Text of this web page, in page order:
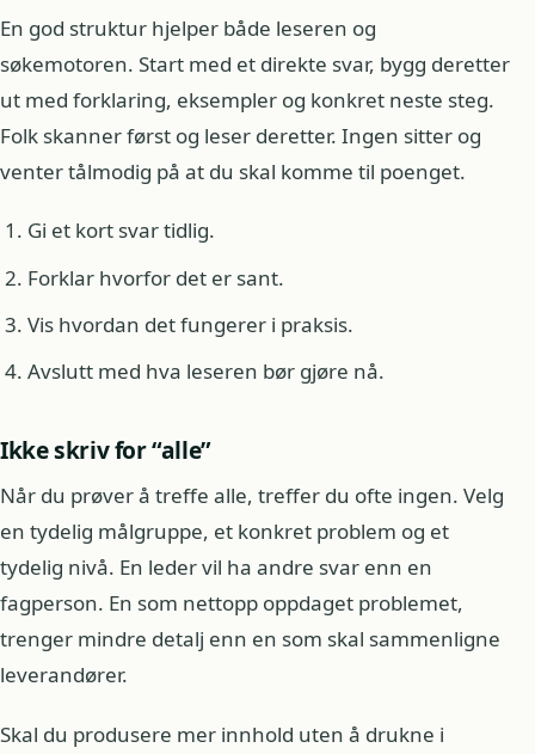
En god struktur hjelper både leseren og
søkemotoren. Start med et direkte svar, bygg deretter
ut med forklaring, eksempler og konkret neste steg.
Folk skanner først og leser deretter. Ingen sitter og
venter tålmodig på at du skal komme til poenget.
Gi et kort svar tidlig.
Forklar hvorfor det er sant.
Vis hvordan det fungerer i praksis.
Avslutt med hva leseren bør gjøre nå.
Ikke skriv for “alle”
Når du prøver å treffe alle, treffer du ofte ingen. Velg
en tydelig målgruppe, et konkret problem og et
tydelig nivå. En leder vil ha andre svar enn en
fagperson. En som nettopp oppdaget problemet,
trenger mindre detalj enn en som skal sammenligne
leverandører.
Skal du produsere mer innhold uten å drukne i